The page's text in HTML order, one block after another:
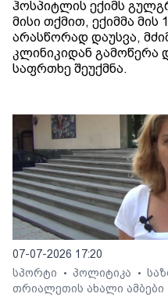
ჰოსპიტლის ექიმს
მისი თქმით, ექიმმა
არასწორად დაუსვა,
კლინიკიდან გამოწერა
საფრთხე შეუქმნა.
07-07-2026 17:20
სპორტი
• პოლიტიკა •
თრიალეთის ახალი ამბები